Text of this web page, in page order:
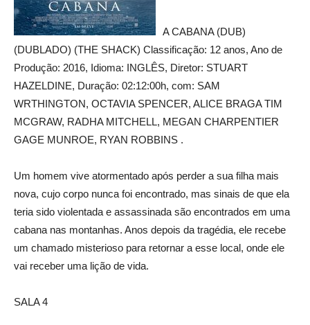
A CABANA (DUB)
(DUBLADO) (THE SHACK) Classificação: 12 anos, Ano de
Produção: 2016, Idioma: INGLÊS, Diretor: STUART
HAZELDINE, Duração: 02:12:00h, com: SAM
WRTHINGTON, OCTAVIA SPENCER, ALICE BRAGA TIM
MCGRAW, RADHA MITCHELL, MEGAN CHARPENTIER
GAGE MUNROE, RYAN ROBBINS .
Um homem vive atormentado após perder a sua filha mais
nova, cujo corpo nunca foi encontrado, mas sinais de que ela
teria sido violentada e assassinada são encontrados em uma
cabana nas montanhas. Anos depois da tragédia, ele recebe
um chamado misterioso para retornar a esse local, onde ele
vai receber uma lição de vida.
SALA 4